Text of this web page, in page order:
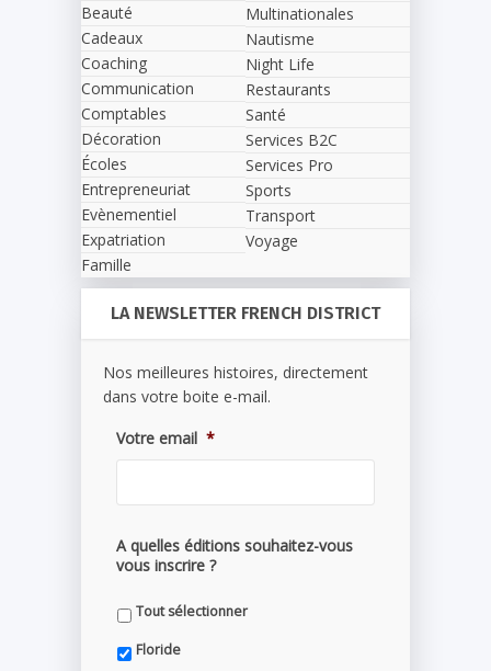
Beauté
Cadeaux
Coaching
Communication
Comptables
Décoration
Écoles
Entrepreneuriat
Evènementiel
Expatriation
Famille
Multinationales
Nautisme
Night Life
Restaurants
Santé
Services B2C
Services Pro
Sports
Transport
Voyage
LA NEWSLETTER FRENCH DISTRICT
Nos meilleures histoires, directement
dans votre boite e-mail.
Votre email *
A quelles éditions souhaitez-vous
vous inscrire ?
Tout sélectionner
Floride